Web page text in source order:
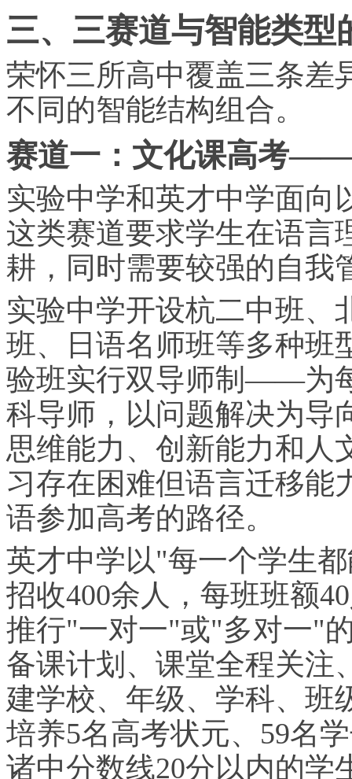
三、三赛道与智能类型
荣怀三所高中覆盖三条差
不同的智能结构组合。
赛道一：文化课高考——
实验中学和英才中学面向
这类赛道要求学生在语言
耕，同时需要较强的自我
实验中学开设杭二中班、
班、日语名师班等多种班
验班实行双导师制——为
科导师，以问题解决为导
思维能力、创新能力和人
习存在困难但语言迁移能
语参加高考的路径。
英才中学以"每一个学生
招收400余人，每班班额
推行"一对一"或"多对一"
备课计划、课堂全程关注
建学校、年级、学科、班
培养5名高考状元、59名
诸中分数线20分以内的学